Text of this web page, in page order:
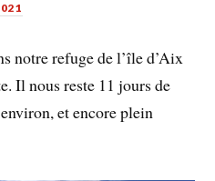
notre refuge de l’île d’Aix
Il nous reste 11 jours de
et encore plein